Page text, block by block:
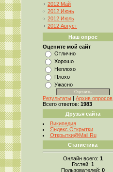
2012 Май
2012 Июнь
2012 Июль
2012 Август
Наш опрос
Оцените мой сайт
Отлично
Хорошо
Неплохо
Плохо
Ужасно
Результаты | Архив опросов
Всего ответов: 1983
Друзья сайта
Википедия
Яндекс.Открытки
Открытки@Mail.Ru
Статистика
Онлайн всего: 1
Гостей: 1
Пользователей: 0